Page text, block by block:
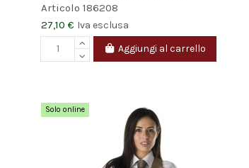
Articolo 186208
27,10 € Iva esclusa
Aggiungi al carrello
Solo online